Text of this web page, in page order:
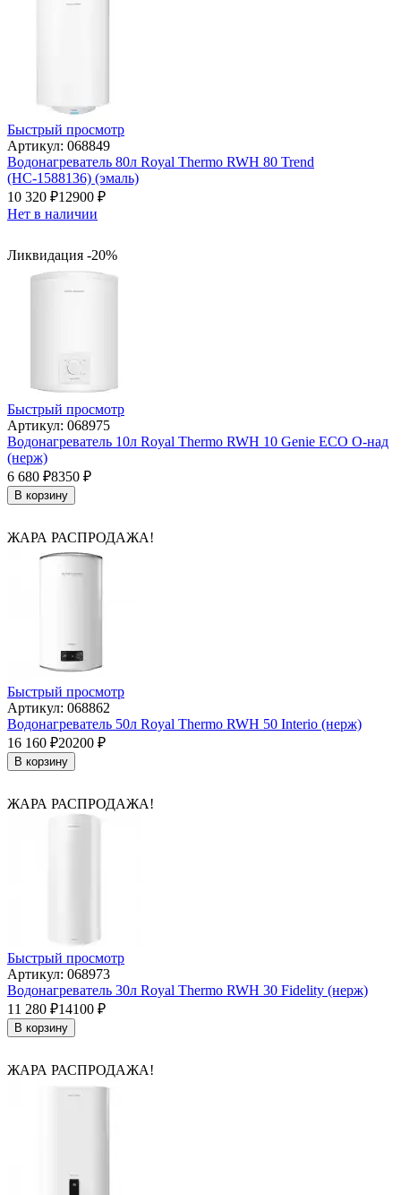
Быстрый просмотр
Артикул: 068849
Водонагреватель 80л Royal Thermo RWH 80 Trend
(НС-1588136) (эмаль)
10 320 ₽12900 ₽
Нет в наличии
Ликвидация -20%
Быстрый просмотр
Артикул: 068975
Водонагреватель 10л Royal Thermo RWH 10 Genie ECO O-над
(нерж)
6 680 ₽8350 ₽
В корзину
ЖАРА РАСПРОДАЖА!
Быстрый просмотр
Артикул: 068862
Водонагреватель 50л Royal Thermo RWH 50 Interio (нерж)
16 160 ₽20200 ₽
В корзину
ЖАРА РАСПРОДАЖА!
Быстрый просмотр
Артикул: 068973
Водонагреватель 30л Royal Thermo RWH 30 Fidelity (нерж)
11 280 ₽14100 ₽
В корзину
ЖАРА РАСПРОДАЖА!